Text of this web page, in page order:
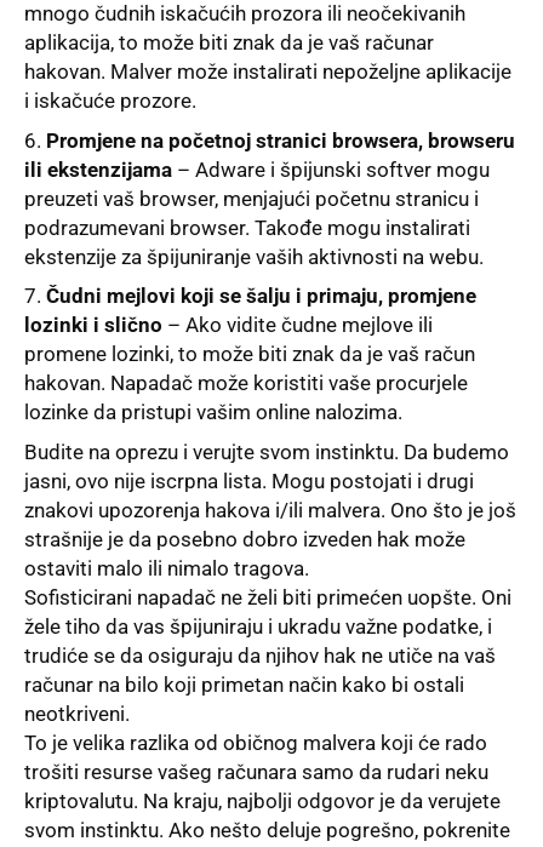
mnogo čudnih iskačućih prozora ili neočekivanih
aplikacija, to može biti znak da je vaš računar
hakovan. Malver može instalirati nepoželjne aplikacije
i iskačuće prozore.
Promjene na početnoj stranici browsera, browseru
ili ekstenzijama – Adware i špijunski softver mogu
preuzeti vaš browser, menjajući početnu stranicu i
podrazumevani browser. Takođe mogu instalirati
ekstenzije za špijuniranje vaših aktivnosti na webu.
Čudni mejlovi koji se šalju i primaju, promjene
lozinki i slično – Ako vidite čudne mejlove ili
promene lozinki, to može biti znak da je vaš račun
hakovan. Napadač može koristiti vaše procurjele
lozinke da pristupi vašim online nalozima.
Budite na oprezu i verujte svom instinktu. Da budemo
jasni, ovo nije iscrpna lista. Mogu postojati i drugi
znakovi upozorenja hakova i/ili malvera. Ono što je još
strašnije je da posebno dobro izveden hak može
ostaviti malo ili nimalo tragova.
Sofisticirani napadač ne želi biti primećen uopšte. Oni
žele tiho da vas špijuniraju i ukradu važne podatke, i
trudiće se da osiguraju da njihov hak ne utiče na vaš
računar na bilo koji primetan način kako bi ostali
neotkriveni.
To je velika razlika od običnog malvera koji će rado
trošiti resurse vašeg računara samo da rudari neku
kriptovalutu. Na kraju, najbolji odgovor je da verujete
svom instinktu. Ako nešto deluje pogrešno, pokrenite